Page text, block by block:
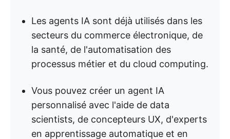
Les agents IA sont déjà utilisés dans les
secteurs du commerce électronique, de
la santé, de l'automatisation des
processus métier et du cloud computing.
Vous pouvez créer un agent IA
personnalisé avec l'aide de data
scientists, de concepteurs UX, d'experts
en apprentissage automatique et en